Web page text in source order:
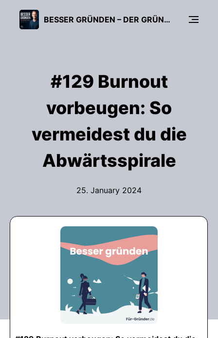
BESSER GRÜNDEN – DER GRÜNDUNGS-PODCAST (FÜR UNTERNEHMER, FREIBERUFLER & START-UPS)
#129 Burnout
vorbeugen: So
vermeidest du die
Abwärtsspirale
25. January 2024